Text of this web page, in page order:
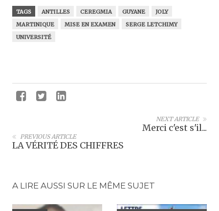
TAGS ANTILLES CEREGMIA GUYANE
JOLY
MARTINIQUE
MISE EN EXAMEN
SERGE LETCHIMY
UNIVERSITÉ
NEXT ARTICLE
Merci c'est s'il...
PREVIOUS ARTICLE
LA VÉRITÉ DES CHIFFRES
A LIRE AUSSI SUR LE MÊME SUJET